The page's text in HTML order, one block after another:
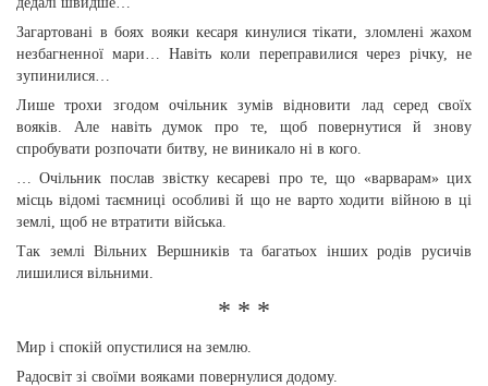
Загартовані в боях вояки кесаря кинулися тікати, зломлені жахом
незбагненної мари… Навіть коли переправилися через річку, не
зупинилися…
Лише трохи згодом очільник зумів відновити лад серед своїх
вояків. Але навіть думок про те, щоб повернутися й знову
спробувати розпочати битву, не виникало ні в кого.
… Очільник послав звістку кесареві про те, що «варварам» цих
місць відомі таємниці особливі й що не варто ходити війною в ці
землі, щоб не втратити війська.
Так землі Вільних Вершників та багатьох інших родів русичів
лишилися вільними.
* * *
Мир і спокій опустилися на землю.
Радосвіт зі своїми вояками повернулися додому.